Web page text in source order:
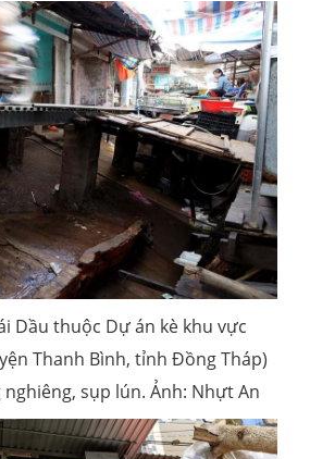
Dầu thuộc Dự án kè khu vực
Thanh Bình, tỉnh Đồng Tháp)
sụp lún. Ảnh: Nhựt An